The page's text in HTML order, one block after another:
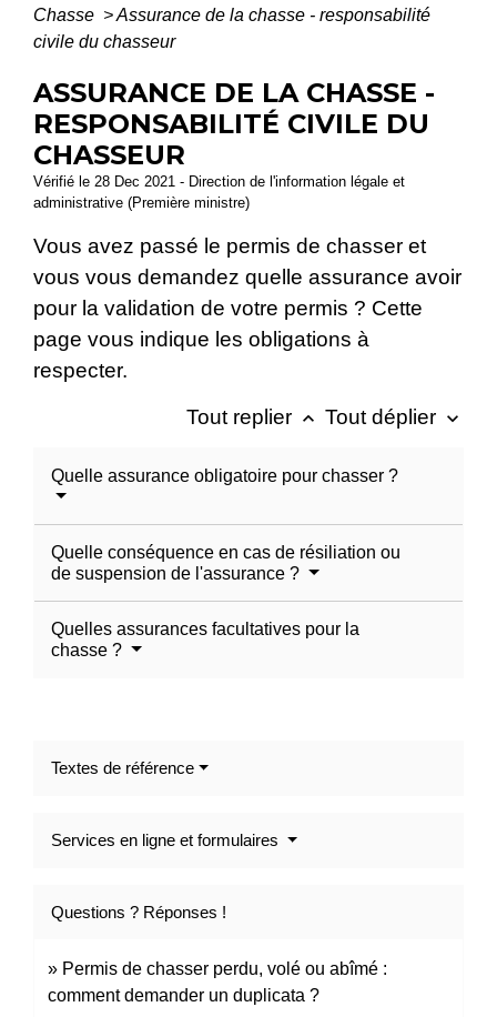
Chasse >Assurance de la chasse - responsabilité
civile du chasseur
ASSURANCE DE LA CHASSE -
RESPONSABILITÉ CIVILE DU
CHASSEUR
Vérifié le 28 Dec 2021 - Direction de l'information légale et
administrative (Première ministre)
Vous avez passé le permis de chasser et
vous vous demandez quelle assurance avoir
pour la validation de votre permis ? Cette
page vous indique les obligations à
respecter.
Tout replier keyboard_arrow_up Tout déplier keyboard_arrow_down
Quelle assurance obligatoire pour chasser ?
Quelle conséquence en cas de résiliation ou
de suspension de l'assurance ?
Quelles assurances facultatives pour la
chasse ?
Textes de référence
Services en ligne et formulaires
Questions ? Réponses !
Permis de chasser perdu, volé ou abîmé :
comment demander un duplicata ?